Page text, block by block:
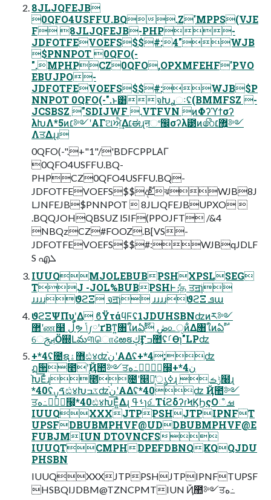
8JLJQFEJB
0QFO4USFFU.BQ.Z'MPPS(VJE
F 8JLJQFEJB-PHP-
JDFOTFEVOEFS$$#:4"WJB
$PNNPOT 0QFO(-
".MPHPCZ0QFO,OPXMFEHF'PVO
EBUJPO-
JDFOTFEVOEFS$$#:WJB$P
NNPOT 0QFO(-".ͱ͸จԽࢪઃʢ(BMMFSZ -
JCSBSZ "SDIJWF .VTFVN ͷΦʔϓϯσʔ
λԽΛ*5ͷ׆༻ʹΑΓଅਐ͢Δ׆ಈɻऩଂ඼σʔλ౳ͷ෯޿͍׆༻
ΛਤΔɻɹ
0QFO(-".+"1"/'BDFCPPLΑΓ
0QFO4USFFU.BQ-
PHPCZ0QFO4USFFU.BQ-
JDFOTFEVOEFS$$දࣔܧঝWJB8J
LJNFEJB$PNNPOT  8JLJQFEJBUPXO 
.BQQJOHQBSUZ l5IF(PPOJFT /&4
NBQzCZ#FOOZ.B[VS-
JDFOTFEVOEFS$$#:WJBqJDLF
S എܠ
IUUQMJOLEBUBPSHXPSLSEG
TJ -JOL%BUBPSHͰެ։த ਤॻؗɿؗ
ɹɹɹɹϑϩΞ จॻؗɿؗ ɹɹɹɹϑϩΞ ܦա
ϑϩΞΨΠυʹ͓͚Δ ϐΫτάϥϜʢ1JDUHSBNʣͷར༻
܏޲ʹண໨ ڵຯ ݴ༿ʹґΒͳ͍৘ใͷఏࣔ ڞ௨ੑͷ͋Δ৘ใͷఏࣔ
େࡕࢢӦ஍Լమ୩ொઢఱຬڮӺߏ಺ʢࡱӨɿ"LPʣ
+*4ʢ೔ຊ޻ۀඪ४ʣن֨ʹΑΔʢ+*4;ʣ
ฏ੒೥݄ʹҊ಺༻ਤه߸߲໨͕+*4ن
֨Խ͞Εͨɻ೥݄೔ʹ௥ิ͕̒ൃߦɻ ݱࡏ߲໨ɻ
*40ʢࠃࡍඪ४Խػߏʣن֨ʹΑΔʢ*40ʣ Ҋ಺༻
ਤه߸߲໨͕*40ඪ४Խ͞Ε͍ͯΔɻ ࢀߟɿަ௨ΤίϩδʔɾϞϏϦςΟࡒஂ
IUUQXXXJTPPSHJTPIPNFT
UPSFDBUBMPHVF@UDDBUBMPHVF@E
FUBJMIUN DTOVNCFS
IUUQTCMPHDPEFDBNQKQQJDU
PHSBN
IUUQXXXJTPPSHJTPIPNFTUPSF
HSBQIJDBM@TZNCPMTIUN Ҋ಺༻ਤه߸